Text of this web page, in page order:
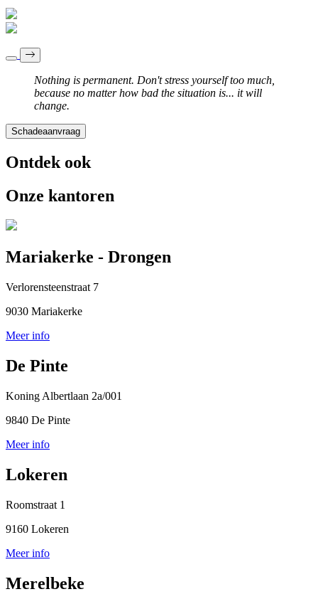
Nothing is permanent. Don't stress yourself too much,
because no matter how bad the situation is... it will
change.
Schadeaanvraag
Ontdek ook
Onze kantoren
Mariakerke - Drongen
Verlorensteenstraat 7
9030 Mariakerke
Meer info
De Pinte
Koning Albertlaan 2a/001
9840 De Pinte
Meer info
Lokeren
Roomstraat 1
9160 Lokeren
Meer info
Merelbeke